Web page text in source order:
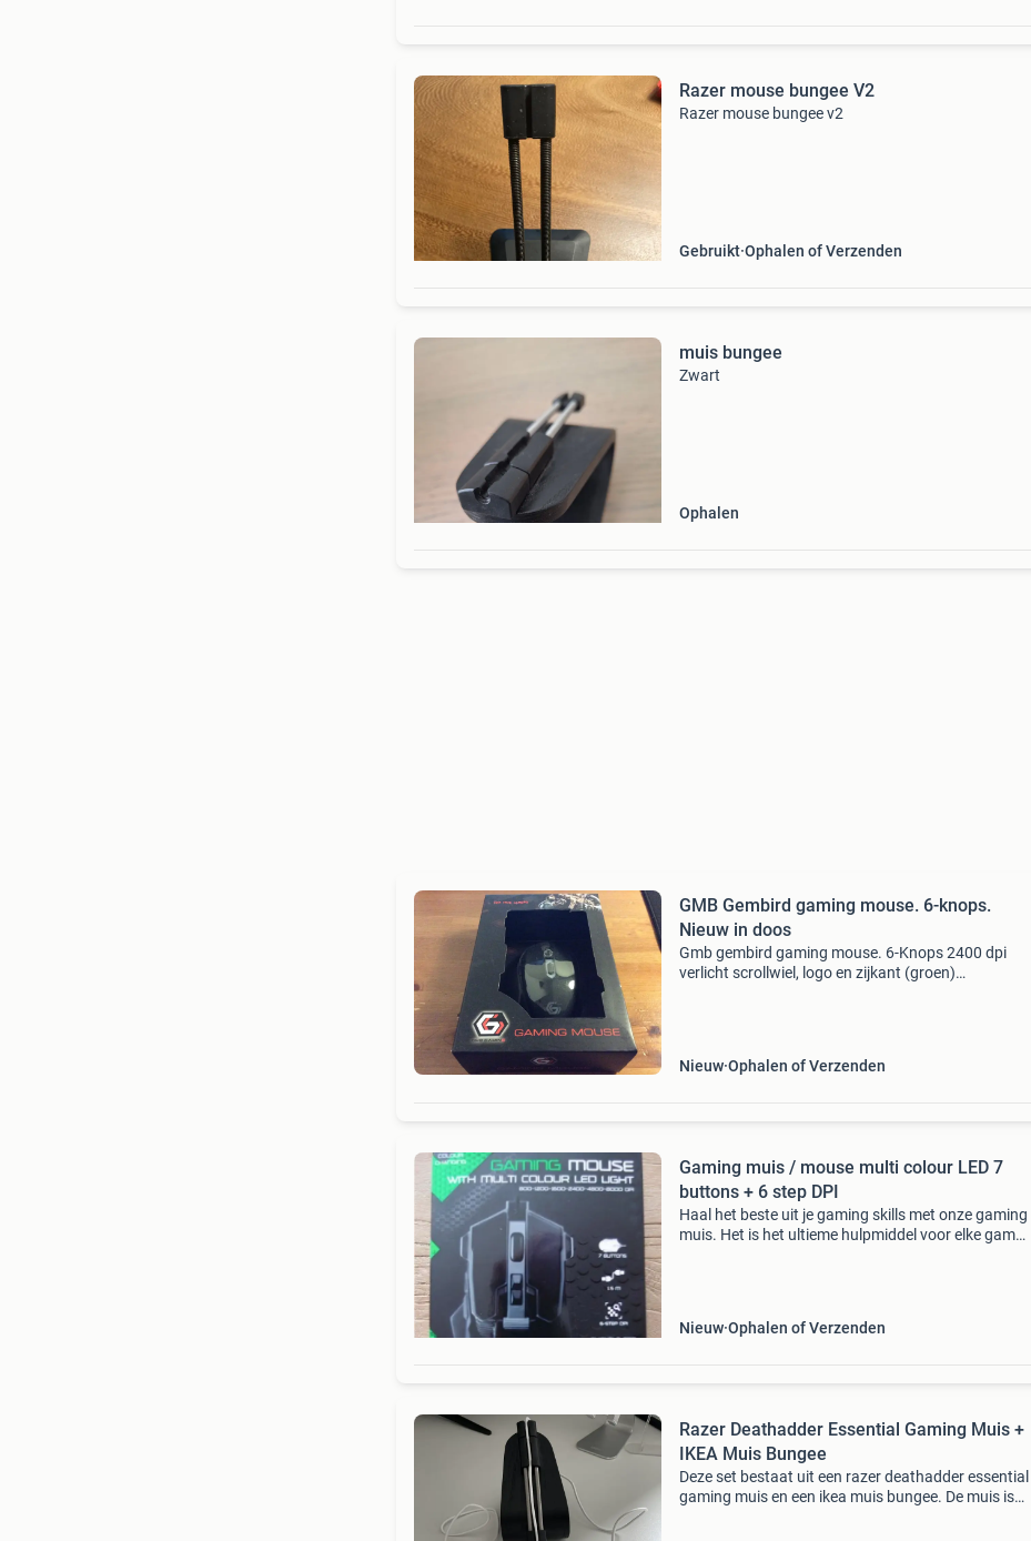
Razer mouse bungee V2
Razer mouse bungee v2
Gebruikt Ophalen of Verzenden
muis bungee
Zwart
Ophalen
GMB Gembird gaming mouse. 6-knops.
Nieuw in doos
Gmb gembird gaming mouse. 6-Knops 2400 dpi
verlicht scrollwiel, logo en zijkant (groen)
Nieuw Ophalen of Verzenden
Gaming muis / mouse multi colour LED 7
buttons + 6 step DPI
Haal het beste uit je gaming skills met onze gaming
muis. Het is het ultieme hulpmiddel voor elke gamer,
Nieuw Ophalen of Verzenden
Razer Deathadder Essential Gaming Muis +
IKEA Muis Bungee
Deze set bestaat uit een razer deathadder essential
gaming muis en een ikea muis bungee. De muis is